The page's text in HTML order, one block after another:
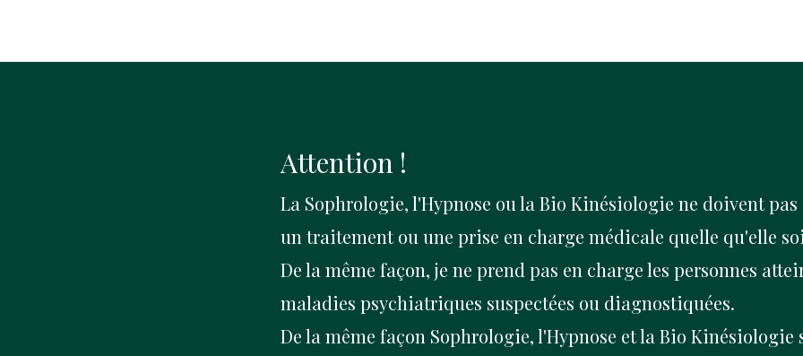
Attention !
La Sophrologie, l'Hypnose ou la Bio Kinésiologie ne doivent
un traitement ou une prise en charge médicale quelle qu'elle
De la même façon, je ne prend pas en charge les personnes
maladies psychiatriques suspectées ou diagnostiquées.
De la même façon Sophrologie, l'Hypnose et la Bio Kinésiologie